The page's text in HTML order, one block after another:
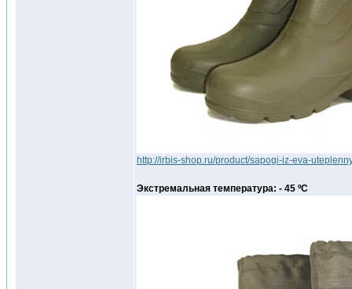
http://irbis-shop.ru/product/sapogi-iz-eva-
Экстремальная температура: - 45 ºС